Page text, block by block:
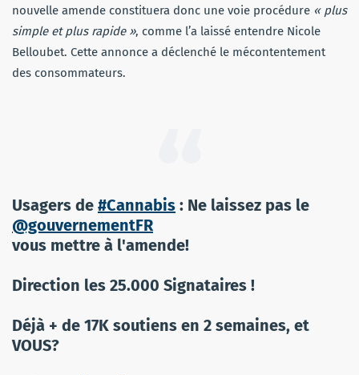
nouvelle amende constituera donc une voie procédure « plus
simple et plus rapide », comme l’a laissé entendre Nicole
Belloubet. Cette annonce a déclenché le mécontentement
des consommateurs.
Usagers de #Cannabis : Ne laissez pas le
@gouvernementFR
vous mettre à l'amende!
Direction les 25.000 Signataires !
Déjà + de 17K soutiens en 2 semaines, et
VOUS?